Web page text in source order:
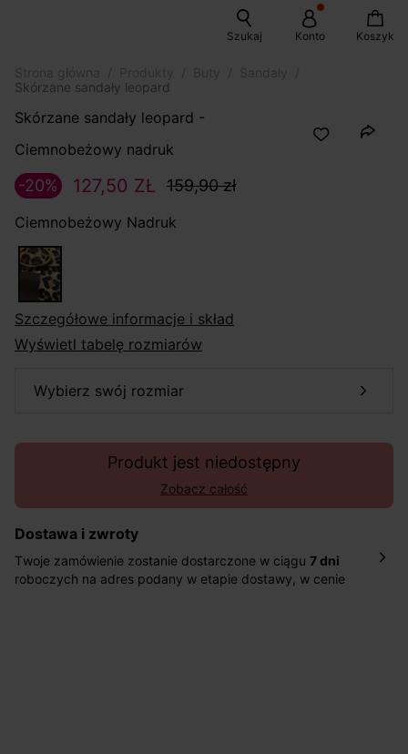
Szukaj Konto Koszyk
Skórzane sandały leopard
Skórzane sandały leopard -
Ciemnobeżowy nadruk
127,50 ZŁ 159,90 zł
-20%
Ciemnobeżowy Nadruk
szczegółowe informacje i skład
Wyświetl tabelę rozmiarów
wybierz swój rozmiar
Produkt jest niedostępny
Zobacz całość
Dostawa i zwroty
Twoje zamówienie zostanie dostarczone w ciągu 7 dni
roboczych na adres podany w etapie dostawy, w cenie